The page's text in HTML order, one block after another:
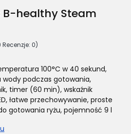
B-healthy Steam
Recenzje: 0)
100°C w 40 sekund,
wody podczas gotowania,
timer (60 min), wskaźnik
łatwe przechowywanie, proste
gotowania ryżu, pojemność 9 l